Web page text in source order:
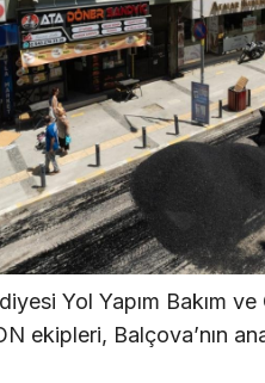
Yol Yapım Bakım ve
ekipleri, Balçova’nın